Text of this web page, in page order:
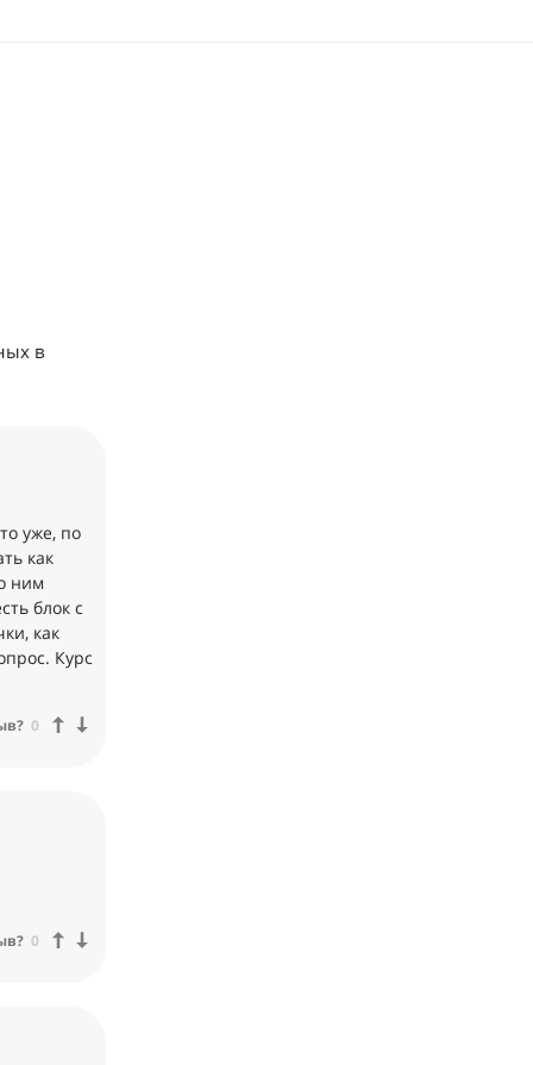
в
уже, по
как
ним
блок с
как
Курс
0
0